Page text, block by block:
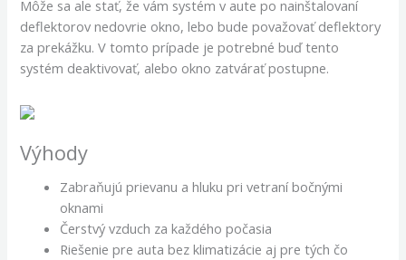
Môže sa ale stať, že vám systém v aute po nainštalovaní
deflektorov nedovrie okno, lebo bude považovať deflektory
za prekážku. V tomto prípade je potrebné buď tento
systém deaktivovať, alebo okno zatvárať postupne.
Výhody
Zabraňujú prievanu a hluku pri vetraní bočnými
oknami
Čerstvý vzduch za každého počasia
Riešenie pre auta bez klimatizácie aj pre tých čo